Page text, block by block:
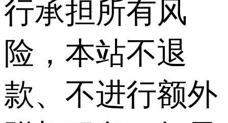
行承担所有风
险，本站不退
款、不进行额外